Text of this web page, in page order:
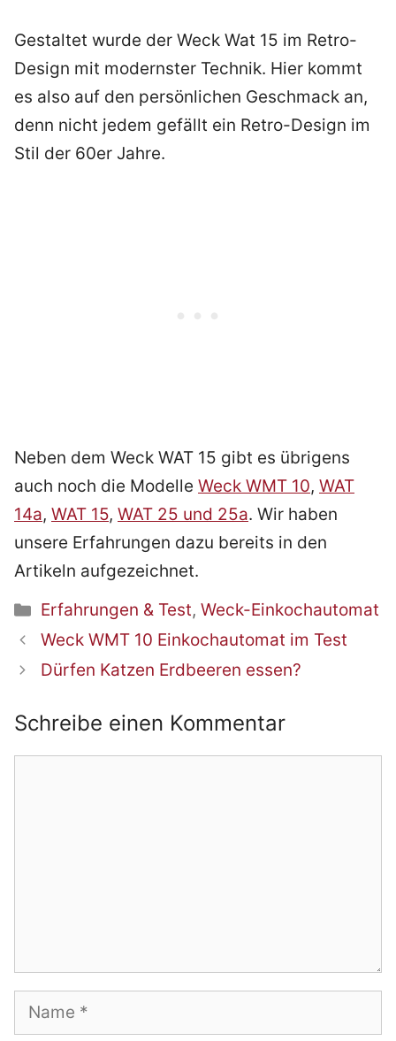
Gestaltet wurde der Weck Wat 15 im Retro-
Design mit modernster Technik. Hier kommt
es also auf den persönlichen Geschmack an,
denn nicht jedem gefällt ein Retro-Design im
Stil der 60er Jahre.
Neben dem Weck WAT 15 gibt es übrigens
auch noch die Modelle Weck WMT 10, WAT
14a, WAT 15, WAT 25 und 25a. Wir haben
unsere Erfahrungen dazu bereits in den
Artikeln aufgezeichnet.
Kategorien
Erfahrungen & Test,Weck-Einkochautomat
Beitrags-
Navigation
Weck WMT 10 Einkochautomat im Test
Dürfen Katzen Erdbeeren essen?
Schreibe einen Kommentar
Name